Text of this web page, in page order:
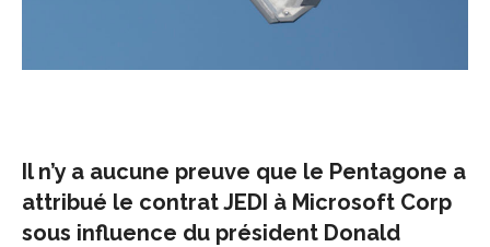
Il n’y a aucune preuve que le Pentagone a
attribué le contrat JEDI à Microsoft Corp
sous influence du président Donald